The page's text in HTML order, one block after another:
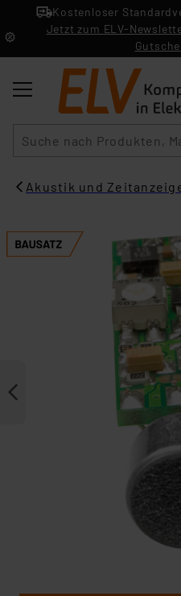
Kostenloser
Jetzt zum ELV-
Akustik und